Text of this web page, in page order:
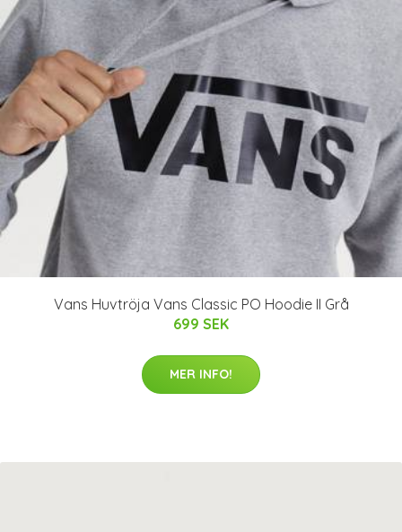
Vans Huvtröja Vans Classic PO Hoodie II Grå
699 SEK
MER INFO!